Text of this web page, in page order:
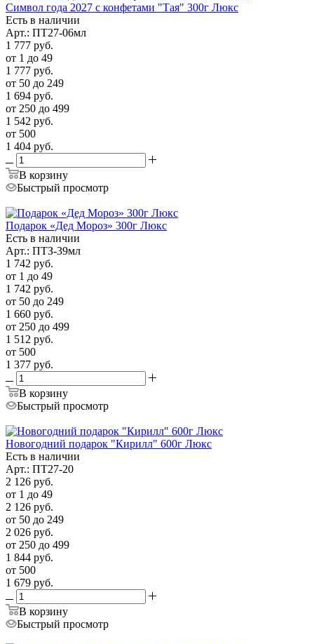
Символ года 2027 с конфетами "Тая" 300г Люкс
Есть в наличии
Арт.: ПТ27-06мл
1 777 руб.
от 1 до 49
1 777 руб.
от 50 до 249
1 694 руб.
от 250 до 499
1 542 руб.
от 500
1 404 руб.
В корзину
Быстрый просмотр
Подарок «Дед Мороз» 300г Люкс
Есть в наличии
Арт.: ПТЗ-39мл
1 742 руб.
от 1 до 49
1 742 руб.
от 50 до 249
1 660 руб.
от 250 до 499
1 512 руб.
от 500
1 377 руб.
В корзину
Быстрый просмотр
Новогодний подарок "Кирилл" 600г Люкс
Есть в наличии
Арт.: ПТ27-20
2 126 руб.
от 1 до 49
2 126 руб.
от 50 до 249
2 026 руб.
от 250 до 499
1 844 руб.
от 500
1 679 руб.
В корзину
Быстрый просмотр